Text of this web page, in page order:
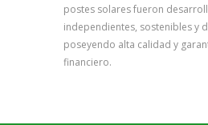
postes solares fueron
independientes, sostenibles y
poseyendo alta calidad y
financiero.